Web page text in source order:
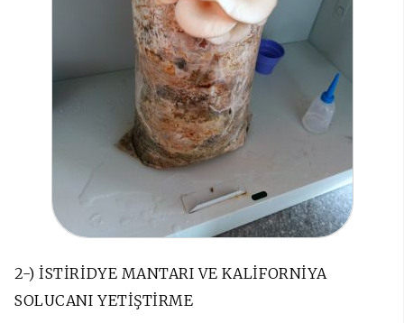
2-) İSTİRİDYE MANTARI VE KALİFORNİYA
SOLUCANI YETİŞTİRME